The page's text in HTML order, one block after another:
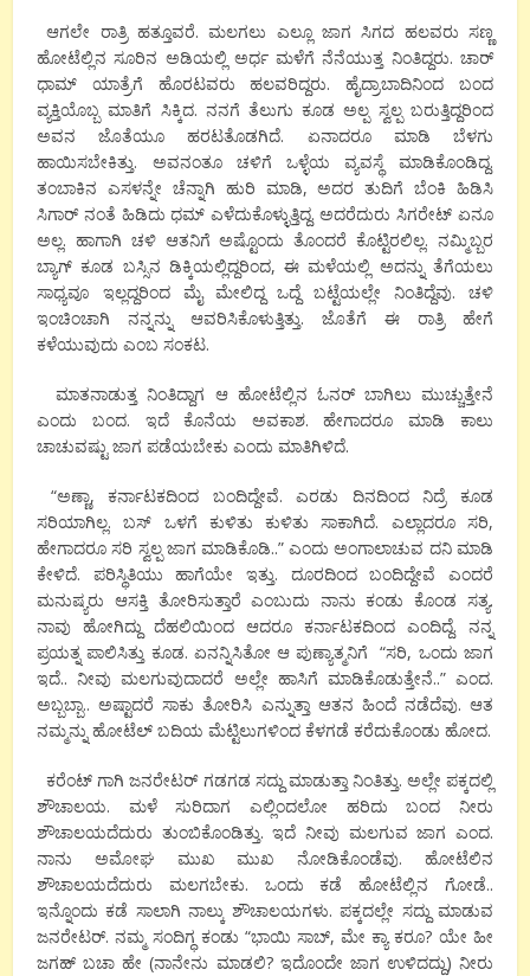
ಆಗಲೇ ರಾತ್ರಿ ಹತ್ತೂವರೆ. ಮಲಗಲು ಎಲ್ಲೂ ಜಾಗ ಸಿಗದ ಹಲವರು ಸಣ್ಣ
ಹೋಟೆಲ್ಲಿನ ಸೂರಿನ ಅಡಿಯಲ್ಲಿ ಅರ್ಧ ಮಳೆಗೆ ನೆನೆಯುತ್ತ ನಿಂತಿದ್ದರು. ಚಾರ್
ಧಾಮ್ ಯಾತ್ರೆಗೆ ಹೊರಟವರು ಹಲವರಿದ್ದರು. ಹೈದ್ರಾಬಾದಿನಿಂದ ಬಂದ
ವ್ಯಕ್ತಿಯೊಬ್ಬ ಮಾತಿಗೆ ಸಿಕ್ಕಿದ. ನನಗೆ ತೆಲುಗು ಕೂಡ ಅಲ್ಪ ಸ್ವಲ್ಪ ಬರುತ್ತಿದ್ದರಿಂದ
ಅವನ ಜೊತೆಯೂ ಹರಟತೊಡಗಿದೆ. ಏನಾದರೂ ಮಾಡಿ ಬೆಳಗು
ಹಾಯಿಸಬೇಕಿತ್ತು. ಅವನಂತೂ ಚಳಿಗೆ ಒಳ್ಳೆಯ ವ್ಯವಸ್ಥೆ ಮಾಡಿಕೊಂಡಿದ್ದ.
ತಂಬಾಕಿನ ಎಸಳನ್ನೇ ಚೆನ್ನಾಗಿ ಹುರಿ ಮಾಡಿ, ಅದರ ತುದಿಗೆ ಬೆಂಕಿ ಹಿಡಿಸಿ
ಸಿಗಾರ್ ನಂತೆ ಹಿಡಿದು ಧಮ್ ಎಳೆದುಕೊಳ್ಳುತ್ತಿದ್ದ. ಅದರೆದುರು ಸಿಗರೇಟ್ ಏನೂ
ಅಲ್ಲ. ಹಾಗಾಗಿ ಚಳಿ ಆತನಿಗೆ ಅಷ್ಟೊಂದು ತೊಂದರೆ ಕೊಟ್ಟಿರಲಿಲ್ಲ. ನಮ್ಮಿಬ್ಬರ
ಬ್ಯಾಗ್ ಕೂಡ ಬಸ್ಸಿನ ಡಿಕ್ಕಿಯಲ್ಲಿದ್ದರಿಂದ, ಈ ಮಳೆಯಲ್ಲಿ ಅದನ್ನು ತೆಗೆಯಲು
ಸಾಧ್ಯವೂ ಇಲ್ಲದ್ದರಿಂದ ಮೈ ಮೇಲಿದ್ದ ಒದ್ದೆ ಬಟ್ಟೆಯಲ್ಲೇ ನಿಂತಿದ್ದೆವು. ಚಳಿ
ಇಂಚಿಂಚಾಗಿ ನನ್ನನ್ನು ಆವರಿಸಿಕೊಳುತ್ತಿತ್ತು. ಜೊತೆಗೆ ಈ ರಾತ್ರಿ ಹೇಗೆ
ಕಳೆಯುವುದು ಎಂಬ ಸಂಕಟ.
ಮಾತನಾಡುತ್ತ ನಿಂತಿದ್ದಾಗ ಆ ಹೋಟೆಲ್ಲಿನ ಓನರ್ ಬಾಗಿಲು ಮುಚ್ಚುತ್ತೇನೆ
ಎಂದು ಬಂದ. ಇದೆ ಕೊನೆಯ ಅವಕಾಶ. ಹೇಗಾದರೂ ಮಾಡಿ ಕಾಲು
ಚಾಚುವಷ್ಟು ಜಾಗ ಪಡೆಯಬೇಕು ಎಂದು ಮಾತಿಗಿಳಿದೆ.
“ಅಣ್ಣಾ, ಕರ್ನಾಟಕದಿಂದ ಬಂದಿದ್ದೇವೆ. ಎರಡು ದಿನದಿಂದ ನಿದ್ರೆ ಕೂಡ
ಸರಿಯಾಗಿಲ್ಲ. ಬಸ್ ಒಳಗೆ ಕುಳಿತು ಕುಳಿತು ಸಾಕಾಗಿದೆ. ಎಲ್ಲಾದರೂ ಸರಿ,
ಹೇಗಾದರೂ ಸರಿ ಸ್ವಲ್ಪ ಜಾಗ ಮಾಡಿಕೊಡಿ..” ಎಂದು ಅಂಗಾಲಾಚುವ ದನಿ ಮಾಡಿ
ಕೇಳಿದೆ. ಪರಿಸ್ಥಿತಿಯು ಹಾಗೆಯೇ ಇತ್ತು. ದೂರದಿಂದ ಬಂದಿದ್ದೇವೆ ಎಂದರೆ
ಮನುಷ್ಯರು ಆಸಕ್ತಿ ತೋರಿಸುತ್ತಾರೆ ಎಂಬುದು ನಾನು ಕಂಡು ಕೊಂಡ ಸತ್ಯ.
ನಾವು ಹೋಗಿದ್ದು ದೆಹಲಿಯಿಂದ ಆದರೂ ಕರ್ನಾಟಕದಿಂದ ಎಂದಿದ್ದೆ. ನನ್ನ
ಪ್ರಯತ್ನ ಪಾಲಿಸಿತ್ತು ಕೂಡ. ಏನನ್ನಿಸಿತೋ ಆ ಪುಣ್ಯಾತ್ಮನಿಗೆ “ಸರಿ, ಒಂದು ಜಾಗ
ಇದೆ.. ನೀವು ಮಲಗುವುದಾದರೆ ಅಲ್ಲೇ ಹಾಸಿಗೆ ಮಾಡಿಕೊಡುತ್ತೇನೆ..” ಎಂದ.
ಅಬ್ಬಬ್ಬಾ.. ಅಷ್ಟಾದರೆ ಸಾಕು ತೋರಿಸಿ ಎನ್ನುತ್ತಾ ಆತನ ಹಿಂದೆ ನಡೆದೆವು. ಆತ
ನಮ್ಮನ್ನು ಹೋಟೆಲ್ ಬದಿಯ ಮೆಟ್ಟಿಲುಗಳಿಂದ ಕೆಳಗಡೆ ಕರೆದುಕೊಂಡು ಹೋದ.
ಕರೆಂಟ್ ಗಾಗಿ ಜನರೇಟರ್ ಗಡಗಡ ಸದ್ದು ಮಾಡುತ್ತಾ ನಿಂತಿತ್ತು. ಅಲ್ಲೇ ಪಕ್ಕದಲ್ಲಿ
ಶೌಚಾಲಯ. ಮಳೆ ಸುರಿದಾಗ ಎಲ್ಲಿಂದಲೋ ಹರಿದು ಬಂದ ನೀರು
ಶೌಚಾಲಯದೆದುರು ತುಂಬಿಕೊಂಡಿತ್ತು. ಇದೆ ನೀವು ಮಲಗುವ ಜಾಗ ಎಂದ.
ನಾನು ಅಮೋಘ ಮುಖ ಮುಖ ನೋಡಿಕೊಂಡೆವು. ಹೋಟೆಲಿನ
ಶೌಚಾಲಯದೆದುರು ಮಲಗಬೇಕು. ಒಂದು ಕಡೆ ಹೋಟೆಲ್ಲಿನ ಗೋಡೆ..
ಇನ್ನೊಂದು ಕಡೆ ಸಾಲಾಗಿ ನಾಲ್ಕು ಶೌಚಾಲಯಗಳು. ಪಕ್ಕದಲ್ಲೇ ಸದ್ದು ಮಾಡುವ
ಜನರೇಟರ್. ನಮ್ಮ ಸಂದಿಗ್ಧ ಕಂಡು “ಭಾಯಿ ಸಾಬ್, ಮೇ ಕ್ಯಾ ಕರೂ? ಯೇ ಹೀ
ಜಗಹ್ ಬಚಾ ಹೇ (ನಾನೇನು ಮಾಡಲಿ? ಇದೊಂದೇ ಜಾಗ ಉಳಿದದ್ದು) ನೀರು